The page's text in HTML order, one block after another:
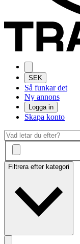
SEK
Så funkar det
Ny annons
Logga in
Skapa konto
Filtrera efter kategori